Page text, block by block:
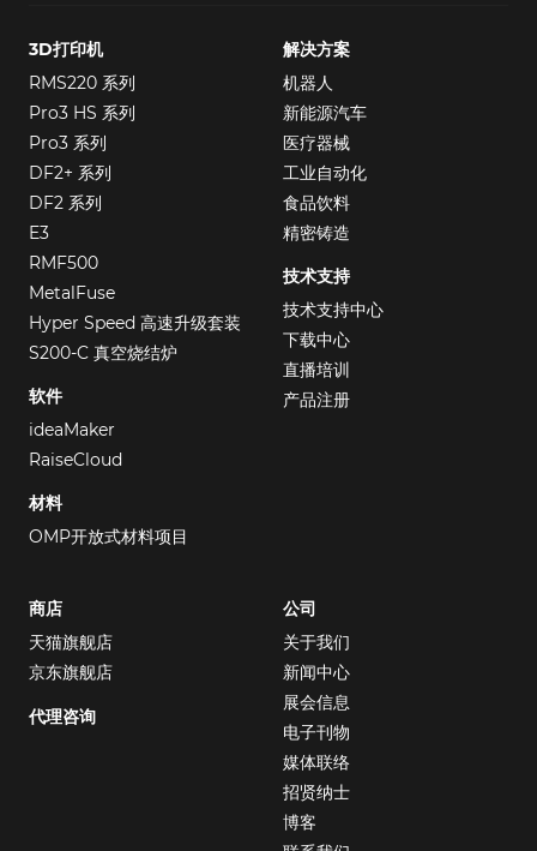
3D打印机
RMS220 系列
Pro3 HS 系列
Pro3 系列
DF2+ 系列
DF2 系列
E3
RMF500
MetalFuse
Hyper Speed 高速升级套装
S200-C 真空烧结炉
软件
ideaMaker
RaiseCloud
材料
OMP开放式材料项目
解决方案
机器人
新能源汽车
医疗器械
工业自动化
食品饮料
精密铸造
技术支持
技术支持中心
下载中心
直播培训
产品注册
商店
天猫旗舰店
京东旗舰店
代理咨询
公司
关于我们
新闻中心
展会信息
电子刊物
媒体联络
招贤纳士
博客